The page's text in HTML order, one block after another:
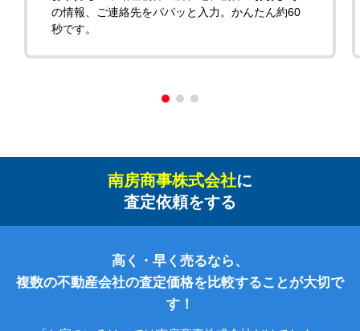
の情報、ご連絡先をパパッと入力。かんたん約60
秒です。
南房商事株式会社に
査定依頼をする
高く・早く売るなら、
複数の不動産会社の査定価格を比較することが大切で
す！